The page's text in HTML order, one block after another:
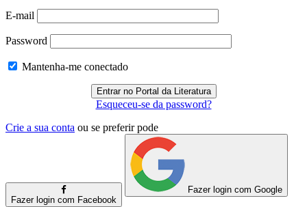
E-mail
Password
Mantenha-me conectado
Esqueceu-se da password?
Crie a sua conta ou se preferir pode
Fazer login com Facebook
Fazer login com Google